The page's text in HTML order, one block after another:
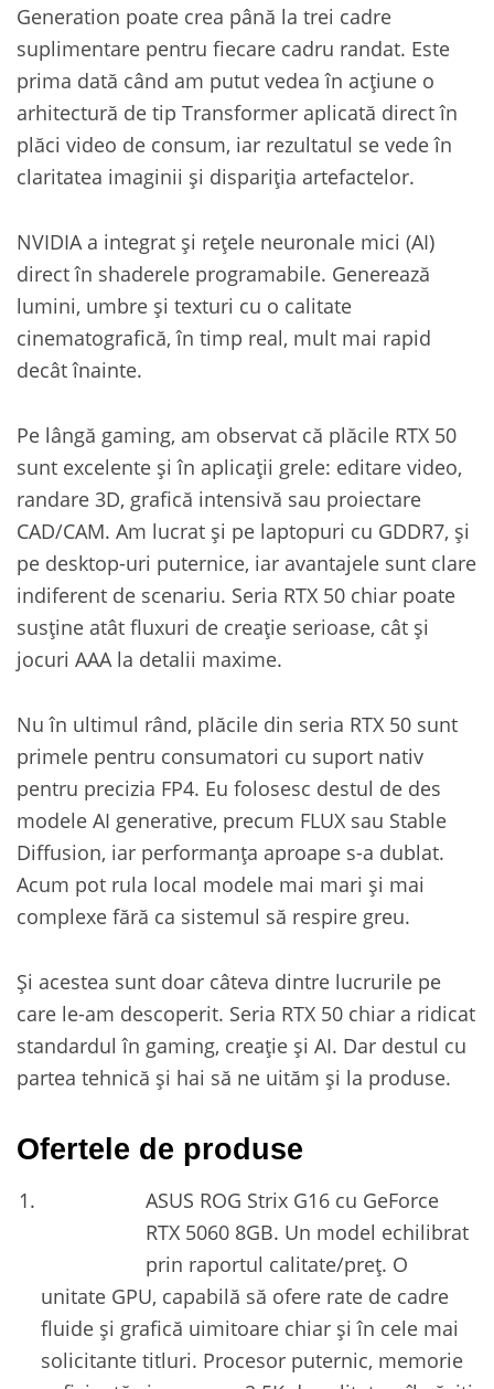
Generation poate crea până la trei cadre
suplimentare pentru fiecare cadru randat. Este
prima dată când am putut vedea în acțiune o
arhitectură de tip Transformer aplicată direct în
plăci video de consum, iar rezultatul se vede în
claritatea imaginii și dispariția artefactelor.
NVIDIA a integrat și rețele neuronale mici (AI)
direct în shaderele programabile. Generează
lumini, umbre și texturi cu o calitate
cinematografică, în timp real, mult mai rapid
decât înainte.
Pe lângă gaming, am observat că plăcile RTX 50
sunt excelente și în aplicații grele: editare video,
randare 3D, grafică intensivă sau proiectare
CAD/CAM. Am lucrat și pe laptopuri cu GDDR7, și
pe desktop-uri puternice, iar avantajele sunt clare
indiferent de scenariu. Seria RTX 50 chiar poate
susține atât fluxuri de creație serioase, cât și
jocuri AAA la detalii maxime.
Nu în ultimul rând, plăcile din seria RTX 50 sunt
primele pentru consumatori cu suport nativ
pentru precizia FP4. Eu folosesc destul de des
modele AI generative, precum FLUX sau Stable
Diffusion, iar performanța aproape s-a dublat.
Acum pot rula local modele mai mari și mai
complexe fără ca sistemul să respire greu.
Și acestea sunt doar câteva dintre lucrurile pe
care le-am descoperit. Seria RTX 50 chiar a ridicat
standardul în gaming, creație și AI. Dar destul cu
partea tehnică și hai să ne uităm și la produse.
Ofertele de produse
ASUS ROG Strix G16 cu GeForce
RTX 5060 8GB. Un model echilibrat
prin raportul calitate/preț. O
unitate GPU, capabilă să ofere rate de cadre
fluide și grafică uimitoare chiar și în cele mai
solicitante titluri. Procesor puternic, memorie